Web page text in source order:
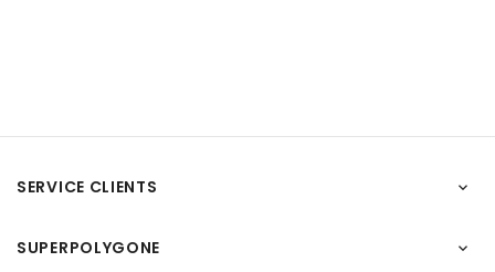
SERVICE CLIENTS 
SUPERPOLYGONE 